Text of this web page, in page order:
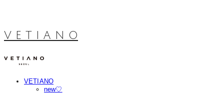
V E T I A N O
VETIANO
new♡